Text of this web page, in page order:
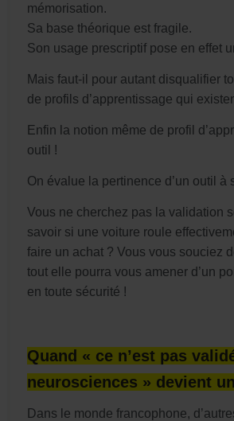
mémorisation.
Sa base théorique est fragile.
Son usage prescriptif pose en effet
Mais faut-il pour autant disqualifier
de profils d’apprentissage qui
Enfin la notion même de profil
outil !
On évalue la pertinence d’un outil à
Vous ne cherchez pas la validation
savoir si une voiture roule
faire un achat ? Vous vous souciez
tout elle pourra vous amener d’un
en toute sécurité !
Quand « ce n’est pas
neurosciences » devient
Dans le monde francophone,